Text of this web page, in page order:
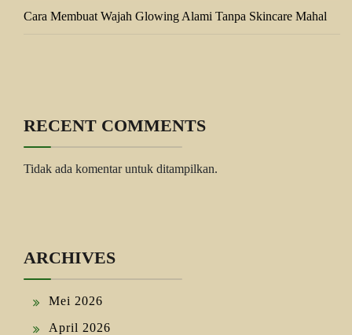
Cara Membuat Wajah Glowing Alami Tanpa Skincare Mahal
RECENT COMMENTS
Tidak ada komentar untuk ditampilkan.
ARCHIVES
Mei 2026
April 2026